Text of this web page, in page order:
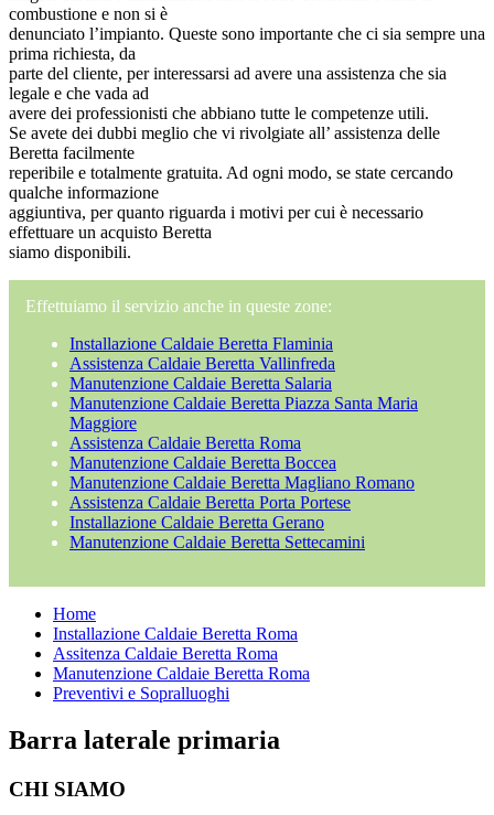
combustione e non si è
denunciato l’impianto. Queste sono importante che ci sia sempre una
prima richiesta, da
parte del cliente, per interessarsi ad avere una assistenza che sia
legale e che vada ad
avere dei professionisti che abbiano tutte le competenze utili.
Se avete dei dubbi meglio che vi rivolgiate all’ assistenza delle
Beretta facilmente
reperibile e totalmente gratuita. Ad ogni modo, se state cercando
qualche informazione
aggiuntiva, per quanto riguarda i motivi per cui è necessario
effettuare un acquisto Beretta
siamo disponibili.
Effettuiamo il servizio anche in queste zone:
Installazione Caldaie Beretta Flaminia
Assistenza Caldaie Beretta Vallinfreda
Manutenzione Caldaie Beretta Salaria
Manutenzione Caldaie Beretta Piazza Santa Maria
Maggiore
Assistenza Caldaie Beretta Roma
Manutenzione Caldaie Beretta Boccea
Manutenzione Caldaie Beretta Magliano Romano
Assistenza Caldaie Beretta Porta Portese
Installazione Caldaie Beretta Gerano
Manutenzione Caldaie Beretta Settecamini
Home
Installazione Caldaie Beretta Roma
Assitenza Caldaie Beretta Roma
Manutenzione Caldaie Beretta Roma
Preventivi e Sopralluoghi
Barra laterale primaria
CHI SIAMO